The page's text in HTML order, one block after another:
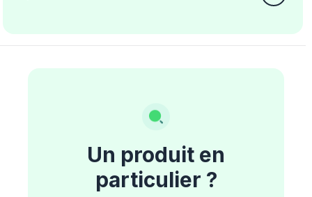
Un produit en
particulier ?